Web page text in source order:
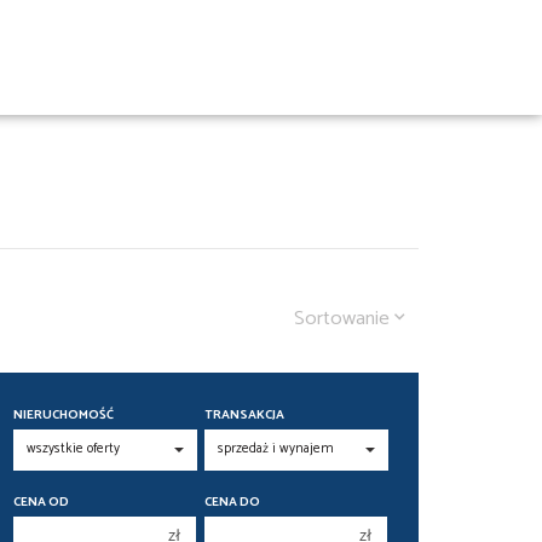
Sortowanie
NIERUCHOMOŚĆ TRANSAKCJA
CENA OD CENA DO